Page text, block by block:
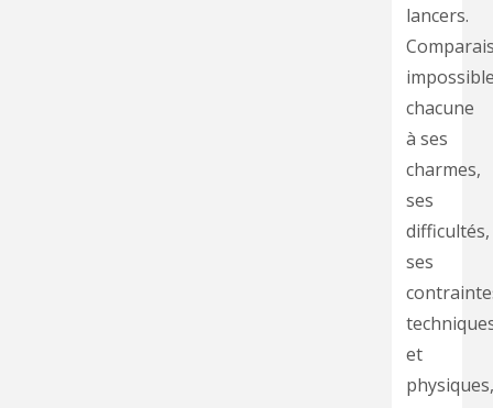
lancers.
chacune
à ses
charmes,
ses
difficultés,
ses
et
physiques,